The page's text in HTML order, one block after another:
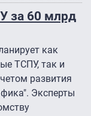
за 60 млрд
как
ТСПУ, так и
развития
Эксперты